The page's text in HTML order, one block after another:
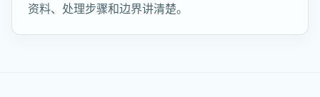
资料、处理步骤和边界讲清楚。